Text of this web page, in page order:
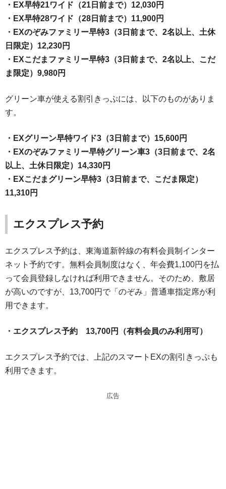
・EX早特21ワイド（21日前まで）12,030円
・EX早特28ワイド（28日前まで）11,900円
・EXのぞみファミリー早特3（3日前まで、2名以上、土休
日限定）12,230円
・EXこだまファミリー早特3（3日前まで、2名以上、こだ
ま限定）9,980円
グリーン車が使える割引きっぷには、以下のものがありま
す。
・EXグリーン早特ワイド3（3日前まで）15,600円
・EXのぞみファミリー早特グリーン車3（3日前まで、2名
以上、土休日限定）14,330円
・EXこだまグリーン早特3（3日前まで、こだま限定）
11,310円
エクスプレス予約
エクスプレス予約は、東海道新幹線の有料会員制インター
ネット予約です。無料会員制度はなく、年会費1,100円を払
って会員登録しなければ利用できません。そのため、敷居
が高いのですが、13,700円で「のぞみ」普通車指定席が利
用できます。
・エクスプレス予約 13,700円（有料会員のみ利用可）
エクスプレス予約では、上記のスマートEXの割引きっぷも
利用できます。
広告